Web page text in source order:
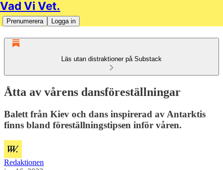
Vad Vi Vet.
Prenumerera Logga in
Läs utan distraktioner på Substack
Åtta av vårens dansföreställningar
Balett från Kiev och dans inspirerad av Antarktis
finns bland föreställningstipsen inför våren.
Redaktionen